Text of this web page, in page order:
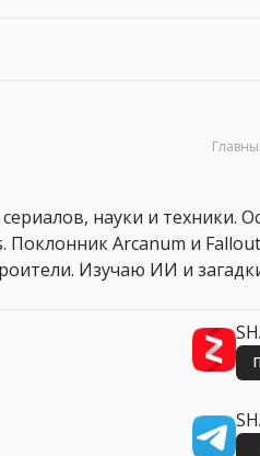
науки и техники.
Поклонник Arcanum и
Изучаю ИИ и